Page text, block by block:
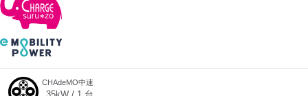
すべて
車種
CHAdeMO中速